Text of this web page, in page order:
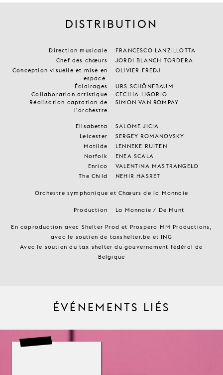
DISTRIBUTION
Direction musicale
FRANCESCO LANZILLOTTA
Chef des chœurs
JORDI BLANCH TORDERA
Conception visuelle et mise en
espace
OLIVIER FREDJ
Éclairages
URS SCHÖNEBAUM
Collaboration artistique
CECILIA LIGORIO
Réalisation captation de
l’orchestre
SIMON VAN ROMPAY
Elisabetta
SALOME JICIA
Leicester
SERGEY ROMANOVSKY
Matilde
LENNEKE RUITEN
Norfolk
ENEA SCALA
Enrico
VALENTINA MASTRANGELO
The Child
NEHIR HASRET
Orchestre symphonique et Chœurs de la Monnaie
Production La Monnaie / De Munt
En coproduction avec Shelter Prod et Prospero MM Productions,
avec le soutien de taxshelter.be et ING
Avec le soutien du tax shelter du gouvernement fédéral de
Belgique
ÉVÉNEMENTS LIÉS